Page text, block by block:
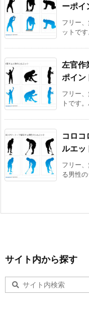
ーポイ
フリー
ットで
左官作
ポイン
フリー
トです
コロコ
ルエッ
フリー
る男性
サイト内から探す